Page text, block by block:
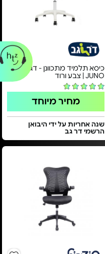
כיסא תלמיד מתכוונן - דגם
JUNO | צבע ורוד
מחיר מיוחד
שנה אחריות על ידי היבואן
הרשמי דר גב